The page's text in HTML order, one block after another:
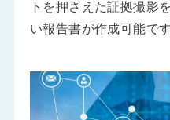
トを押さえた証拠撮影
い報告書が作成可能です